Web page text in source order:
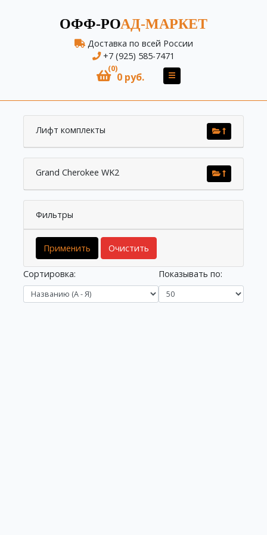
ОФФ-РОАД-МАРКЕТ
Доставка по всей России
+7 (925) 585-7471
(0)
0 руб.
Лифт комплекты
Grand Cherokee WK2
Фильтры
Применить Очистить
Сортировка: Показывать по: